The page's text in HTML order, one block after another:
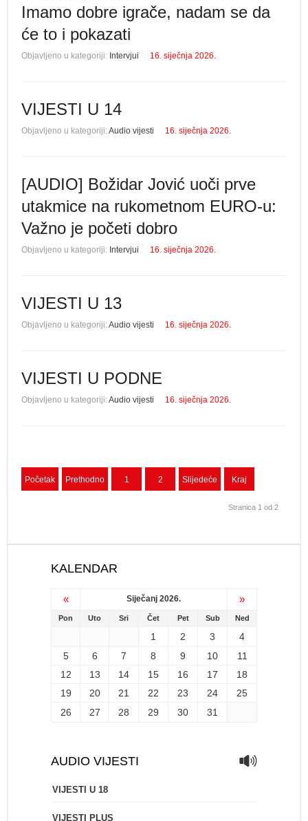
Imamo dobre igrače, nadam se da
će to i pokazati
Objavljeno u kategoriji: Intervjui 16. siječnja 2026.
VIJESTI U 14
Objavljeno u kategoriji:Audio vijesti 16. siječnja 2026.
[AUDIO] Božidar Jović uoči prve
utakmice na rukometnom EURO-u:
Važno je početi dobro
Objavljeno u kategoriji: Intervjui 16. siječnja 2026.
VIJESTI U 13
Objavljeno u kategoriji:Audio vijesti 16. siječnja 2026.
VIJESTI U PODNE
Objavljeno u kategoriji:Audio vijesti 16. siječnja 2026.
Početak Prethodno 1 2 Slijedeće Kraj
Stranica 1 od 2
KALENDAR
« Siječanj 2026. »
Pon Uto Sri Čet Pet Sub Ned
1 2 3
4
5
6 7 8 9 10
11
12
13 14 15 16 17
18
19
20 21 22 23 24
25
26
27 28 29 30 31
AUDIO VIJESTI
VIJESTI U 18
VIJESTI PLUS